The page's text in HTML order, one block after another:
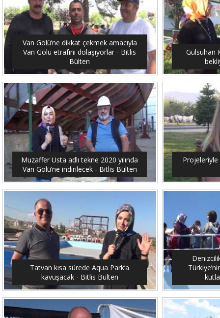
Van Gölü’ne dikkat çekmek amacıyla
Van Gölü etrafını dolaşıyorlar - Bitlis
Bülten
Gülsuhan
Muzaffer Usta adlı tekne 2020 yılında
Van Gölü’ne indirilecek - Bitlis Bülten
Projeleriyle
Tatvan kısa sürede Aqua Park’a
kavuşacak - Bitlis Bülten